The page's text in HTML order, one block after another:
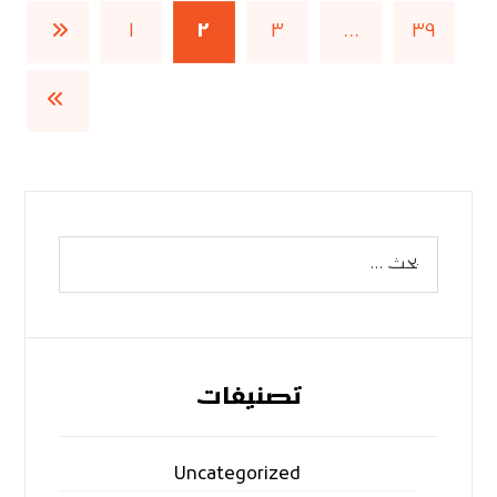
١ ٢ ٣ … ٣٩
تصنيفات
Uncategorized